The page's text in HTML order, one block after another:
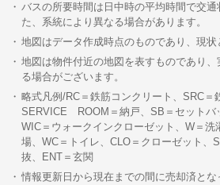
バスの所要時間は日中時の平均時間で交
た、系統により異なる場合があります。
地図はデータ作成時点のものであり、現状
地図は物件付近の地図を表すものであり
る場合がございます。
略式凡例/RC＝鉄筋コンクリート、SRC＝
SERVICE ROOM＝納戸、SB＝セットバ
WIC＝ウォークインクローゼット、W＝洗
場、WC＝トイレ、CLO＝クローゼット、
抜、ENT＝玄関
情報更新日から現在までの間に売却済とな